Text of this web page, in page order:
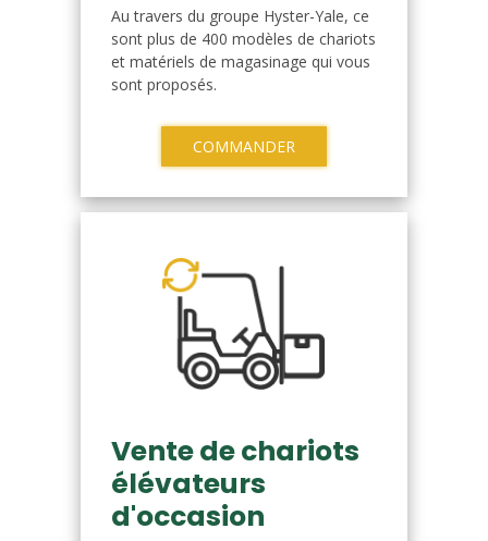
Au travers du groupe Hyster-Yale, ce
sont plus de 400 modèles de chariots
et matériels de magasinage qui vous
sont proposés.
COMMANDER
Vente de chariots
élévateurs
d'occasion